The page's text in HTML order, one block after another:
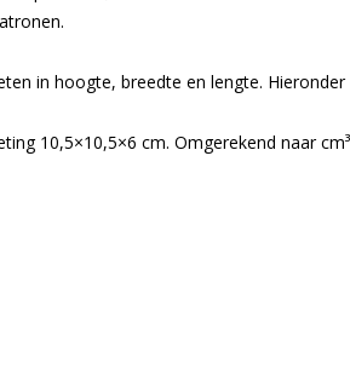
in hoogte, breedte en lengte. Hieronder
10,5×10,5×6 cm. Omgerekend naar